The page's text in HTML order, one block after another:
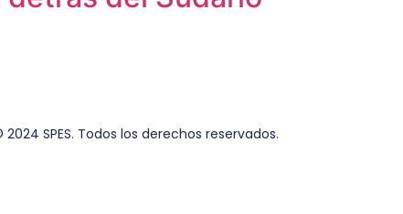
2024 SPES. Todos los derechos reservados.